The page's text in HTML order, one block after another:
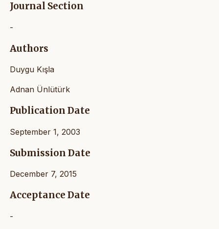
Journal Section
-
Authors
Duygu Kışla
Adnan Ünlütürk
Publication Date
September 1, 2003
Submission Date
December 7, 2015
Acceptance Date
-